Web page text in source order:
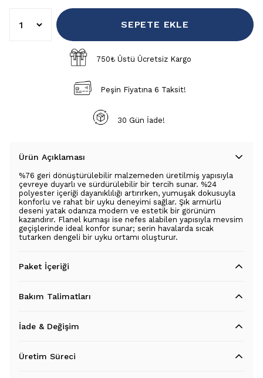
SEPETE EKLE
750₺ Üstü Ücretsiz Kargo
Peşin Fiyatına 6 Taksit!
30 Gün İade!
Ürün Açıklaması
%76 geri dönüştürülebilir malzemeden üretilmiş yapısıyla
çevreye duyarlı ve sürdürülebilir bir tercih sunar. %24
polyester içeriği dayanıklılığı artırırken, yumuşak dokusuyla
konforlu ve rahat bir uyku deneyimi sağlar. Şık armürlü
deseni yatak odanıza modern ve estetik bir görünüm
kazandırır. Flanel kumaşı ise nefes alabilen yapısıyla mevsim
geçişlerinde ideal konfor sunar; serin havalarda sıcak
tutarken dengeli bir uyku ortamı oluşturur.
Paket İçeriği
Bakım Talimatları
İade & Değişim
Üretim Süreci